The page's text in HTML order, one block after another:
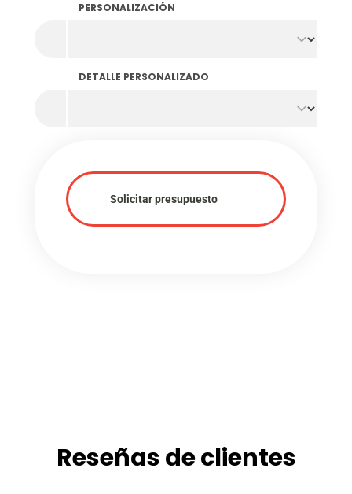
PERSONALIZACIÓN
DETALLE PERSONALIZADO
Solicitar presupuesto
Reseñas de clientes